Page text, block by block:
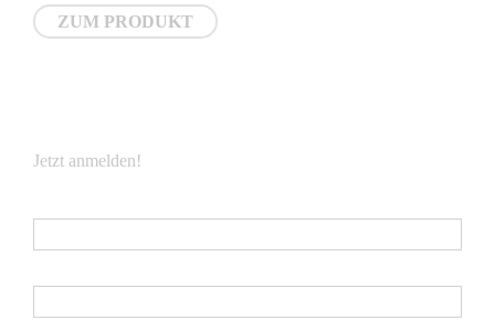
ZUM PRODUKT
Jetzt anmelden!